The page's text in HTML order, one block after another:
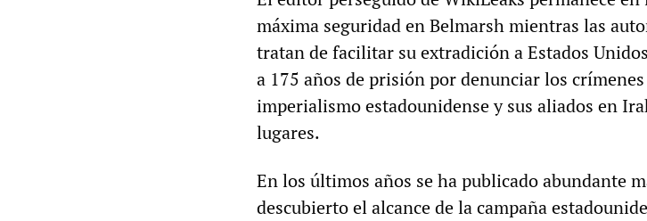
máxima seguridad en Belmarsh mientras las
tratan de facilitar su extradición a Estados
a 175 años de prisión por denunciar los
imperialismo estadounidense y sus aliados en
lugares.
En los últimos años se ha publicado abundante
descubierto el alcance de la campaña